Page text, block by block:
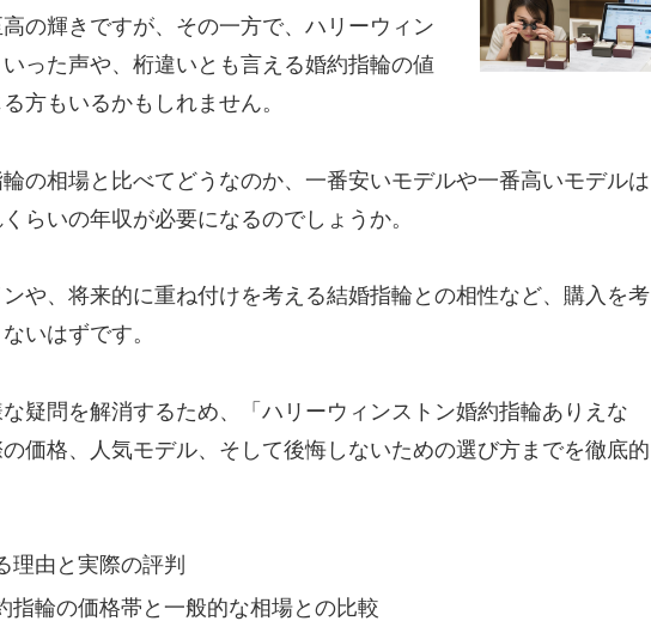
の輝きですが、その一方で、ハリーウィン
った声や、桁違いとも言える婚約指輪の値
方もいるかもしれません。
の相場と比べてどうなのか、一番安いモデルや一番高いモデルは
らいの年収が必要になるのでしょうか。
や、将来的に重ね付けを考える結婚指輪との相性など、購入を考
いはずです。
疑問を解消するため、「ハリーウィンストン婚約指輪ありえな
価格、人気モデル、そして後悔しないための選び方までを徹底的
理由と実際の評判
指輪の価格帯と一般的な相場との比較